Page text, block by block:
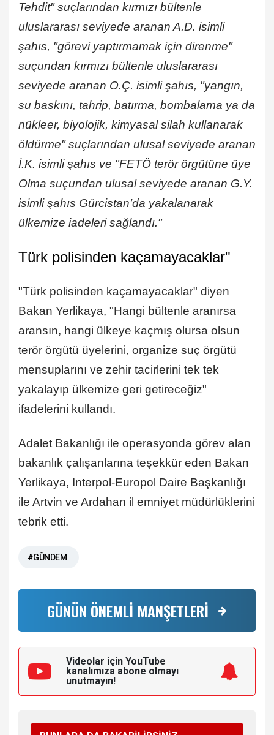
Tehdit" suçlarından kırmızı bültenle
uluslararası seviyede aranan A.D. isimli
şahıs, "görevi yaptırmamak için direnme"
suçundan kırmızı bültenle uluslararası
seviyede aranan O.Ç. isimli şahıs, "yangın,
su baskını, tahrip, batırma, bombalama ya da
nükleer, biyolojik, kimyasal silah kullanarak
öldürme" suçlarından ulusal seviyede aranan
İ.K. isimli şahıs ve "FETÖ terör örgütüne üye
Olma suçundan ulusal seviyede aranan G.Y.
isimli şahıs Gürcistan’da yakalanarak
ülkemize iadeleri sağlandı."
Türk polisinden kaçamayacaklar"
"Türk polisinden kaçamayacaklar" diyen
Bakan Yerlikaya, "Hangi bültenle aranırsa
aransın, hangi ülkeye kaçmış olursa olsun
terör örgütü üyelerini, organize suç örgütü
mensuplarını ve zehir tacirlerini tek tek
yakalayıp ülkemize geri getireceğiz"
ifadelerini kullandı.
Adalet Bakanlığı ile operasyonda görev alan
bakanlık çalışanlarına teşekkür eden Bakan
Yerlikaya, Interpol-Europol Daire Başkanlığı
ile Artvin ve Ardahan il emniyet müdürlüklerini
tebrik etti.
#GÜNDEM
GÜNÜN ÖNEMLİ MANŞETLERİ
Videolar için YouTube
kanalımıza abone olmayı
unutmayın!